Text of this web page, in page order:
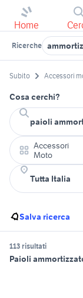
Home
Ricerche
Subito Accessori
Cosa cerchi?
Accessori
Moto
Salva ricerca
113 risultati
Paioli